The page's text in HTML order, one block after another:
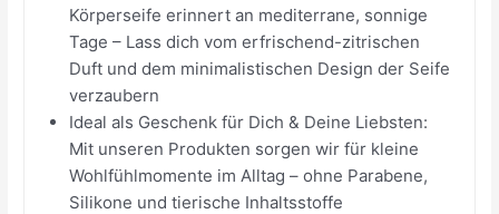
Körperseife erinnert an mediterrane, sonnige
Tage – Lass dich vom erfrischend-zitrischen
Duft und dem minimalistischen Design der Seife
verzaubern
Ideal als Geschenk für Dich & Deine Liebsten:
Mit unseren Produkten sorgen wir für kleine
Wohlfühlmomente im Alltag – ohne Parabene,
Silikone und tierische Inhaltsstoffe